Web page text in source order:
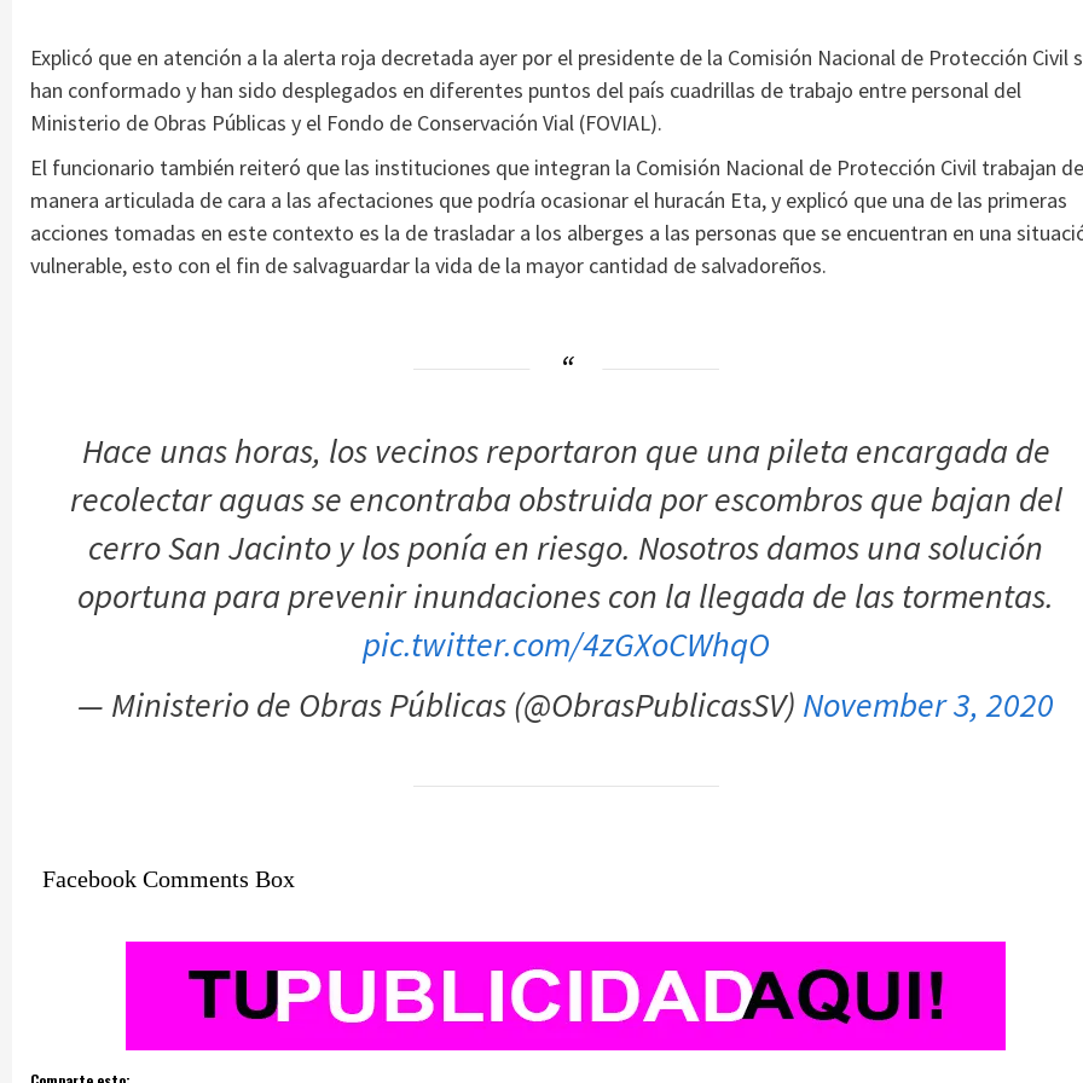
Explicó que en atención a la alerta roja decretada ayer por el presidente de la Comisión Nacional de Protección Civil
han conformado y han sido desplegados en diferentes puntos del país cuadrillas de trabajo entre personal del
Ministerio de Obras Públicas y el Fondo de Conservación Vial (FOVIAL).
El funcionario también reiteró que las instituciones que integran la Comisión Nacional de Protección Civil trabajan de
manera articulada de cara a las afectaciones que podría ocasionar el huracán Eta, y explicó que una de las primeras
acciones tomadas en este contexto es la de trasladar a los alberges a las personas que se encuentran en una
vulnerable, esto con el fin de salvaguardar la vida de la mayor cantidad de salvadoreños.
Hace unas horas, los vecinos reportaron que una pileta encargada de
recolectar aguas se encontraba obstruida por escombros que bajan del
cerro San Jacinto y los ponía en riesgo. Nosotros damos una solución
oportuna para prevenir inundaciones con la llegada de las tormentas.
pic.twitter.com/4zGXoCWhqO
— Ministerio de Obras Públicas (@ObrasPublicasSV) November 3, 2020
Facebook Comments Box